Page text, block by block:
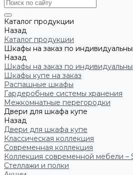
Каталог продукции
Назад
Каталог продукции
Шкафы на заказ по
Назад
Шкафы на заказ по
Шкафы купе на заказ
Распашные шкафы
Гардеробные системы хранения
Межкомнатные перегородки
Двери для шкафа купе
Назад
Двери для шкафа купе
Классическая коллекция
Современная коллекция
Коллекция современной мебели –
Стеллажи и полки